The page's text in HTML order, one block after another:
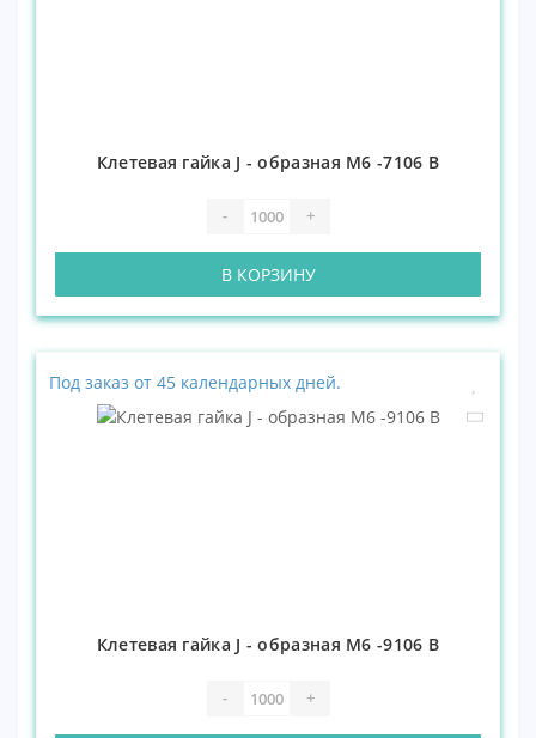
Клетевая гайка J - образная М6 -7106 В
- +
В КОРЗИНУ
Под заказ от 45 календарных дней.
Клетевая гайка J - образная М6 -9106 В
- +